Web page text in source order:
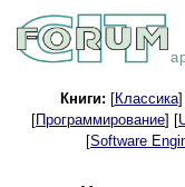
Книги: [Классика]
[Программирование] [
[Software